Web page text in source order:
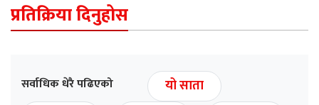
प्रतिक्रिया दिनुहोस
सर्वाधिक धेरै पढिएको
यो साता